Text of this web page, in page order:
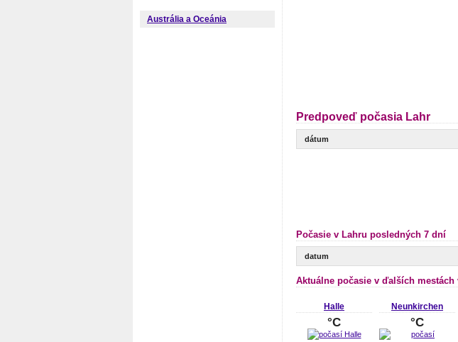
Austrália a Oceánia
Predpoveď počasia Lahr
dátum
Počasie v Lahru posledných 7 dní
datum
Aktuálne počasie v ďalších mestách
Halle
°C
Neunkirchen
°C